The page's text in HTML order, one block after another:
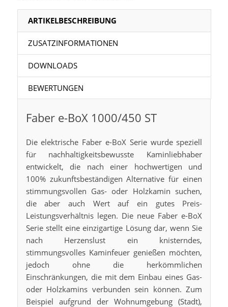
ARTIKELBESCHREIBUNG
ZUSATZINFORMATIONEN
DOWNLOADS
BEWERTUNGEN
Faber e-BoX 1000/450 ST
Die elektrische Faber e-BoX Serie wurde speziell
für nachhaltigkeitsbewusste Kaminliebhaber
entwickelt, die nach einer hochwertigen und
100% zukunftsbeständigen Alternative für einen
stimmungsvollen Gas- oder Holzkamin suchen,
die aber auch Wert auf ein gutes Preis-
Leistungsverhältnis legen. Die neue Faber e-BoX
Serie stellt eine einzigartige Lösung dar, wenn Sie
nach Herzenslust ein knisterndes,
stimmungsvolles Kaminfeuer genießen möchten,
jedoch ohne die herkömmlichen
Einschränkungen, die mit dem Einbau eines Gas-
oder Holzkamins verbunden sein können. Zum
Beispiel aufgrund der Wohnumgebung (Stadt),